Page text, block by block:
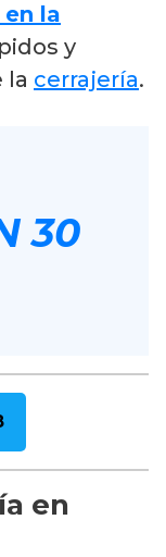
la
y
la cerrajería.
30
en